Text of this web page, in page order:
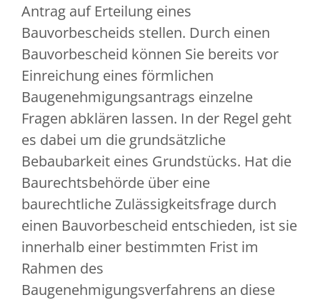
Antrag auf Erteilung eines
Bauvorbescheids stellen. Durch einen
Bauvorbescheid können Sie bereits vor
Einreichung eines förmlichen
Baugenehmigungsantrags einzelne
Fragen abklären lassen. In der Regel geht
es dabei um die grundsätzliche
Bebaubarkeit eines Grundstücks. Hat die
Baurechtsbehörde über eine
baurechtliche Zulässigkeitsfrage durch
einen Bauvorbescheid entschieden, ist sie
innerhalb einer bestimmten Frist im
Rahmen des
Baugenehmigungsverfahrens an diese